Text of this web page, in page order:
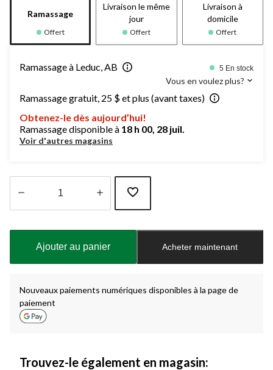
Ramassage
Offert
Livraison le même
jour
Offert
Livraison à
domicile
Offert
Ramassage à Leduc, AB 5 En stock
Vous en voulez plus?
Ramassage gratuit, 25 $ et plus (avant taxes)
Obtenez-le dès aujourd’hui!
Ramassage disponible à 18 h 00, 28 juil.
Voir d'autres magasins
à
Ajouter au panier Acheter maintenant
Nouveaux paiements numériques disponibles à la page de
paiement
Trouvez-le également en magasin: